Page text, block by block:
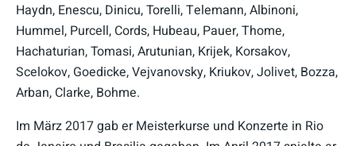
Haydn, Enescu, Dinicu, Torelli, Telemann, Albinoni,
Hummel, Purcell, Cords, Hubeau, Pauer, Thome,
Hachaturian, Tomasi, Arutunian, Krijek, Korsakov,
Scelokov, Goedicke, Vejvanovsky, Kriukov, Jolivet, Bozza,
Arban, Clarke, Bohme.
Im März 2017 gab er Meisterkurse und Konzerte in Rio